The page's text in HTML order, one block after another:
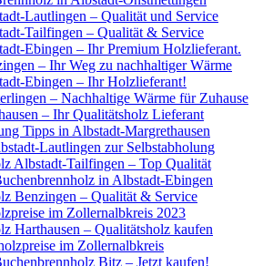
Lautlingen – Qualität und Service
Tailfingen – Qualität & Service
Ebingen – Ihr Premium Holzlieferant.
– Ihr Weg zu nachhaltiger Wärme
Ebingen – Ihr Holzlieferant!
– Nachhaltige Wärme für Zuhause
– Ihr Qualitätsholz Lieferant
Tipps in Albstadt-Margrethausen
Lautlingen zur Selbstabholung
Albstadt-Tailfingen – Top Qualität
in Albstadt-Ebingen
Benzingen – Qualität & Service
im Zollernalbkreis 2023
Harthausen – Qualitätsholz kaufen
im Zollernalbkreis
Bitz – Jetzt kaufen!